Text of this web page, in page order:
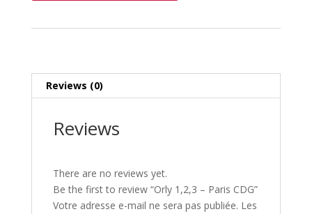
Reviews (0)
Reviews
There are no reviews yet.
Be the first to review “Orly 1,2,3 – Paris CDG”
Votre adresse e-mail ne sera pas publiée. Les